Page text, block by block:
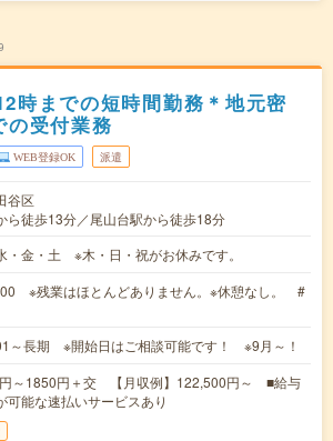
時までの短時間勤務＊地元密
の受付業務
WEB登録OK 派遣
谷区
ら徒歩13分／尾山台駅から徒歩18分
・金・土 ※木・日・祝がお休みです。
※残業はほとんどありません。※休憩なし。 #
～長期 ※開始日はご相談可能です！ ※9月～！
～1850円＋交 【月収例】122,500円～ ■給与
可能な速払いサービスあり